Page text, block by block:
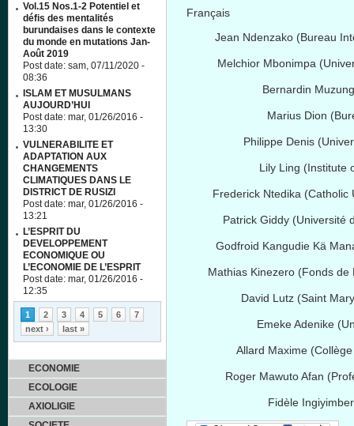
Français
Jean Ndenzako(Bureau
Melchior Mbonimpa (
Bernardin
Marius Dion
Philippe Denis (
Lily Ling (Institute
Frederick Ntedika (Catholic
Patrick Giddy (Université
Godfroid Kangudie Kä
Mathias Kinezero (Fonds de
David Lutz (Saint
EmekeAdenike
Allard Maxime(Collège
Roger MawutoAfan (
Fidèle
Vol.15 Nos.1-2 Potentiel et
défis des mentalités
burundaises dans le contexte
du monde en mutations Jan-
Août 2019
Post date: sam, 07/11/2020 -
08:36
ISLAM ET MUSULMANS
AUJOURD’HUI
Post date: mar, 01/26/2016 -
13:30
VULNERABILITE ET
ADAPTATION AUX
CHANGEMENTS
CLIMATIQUES DANS LE
DISTRICT DE RUSIZI
Post date: mar, 01/26/2016 -
13:21
L’ESPRIT DU
DEVELOPPEMENT
ECONOMIQUE OU
L’ECONOMIE DE L’ESPRIT
Post date: mar, 01/26/2016 -
12:35
Pages
1 2 3 4 5 6
7
next ›
last »
ECONOMIE
ECOLOGIE
AXIOLIGIE